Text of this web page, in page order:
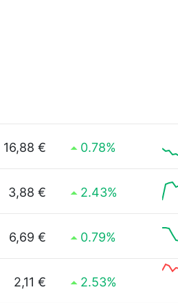
16,88 € 0.78%
3,88 € 2.43%
6,69 € 0.79%
2,11 € 2.53%